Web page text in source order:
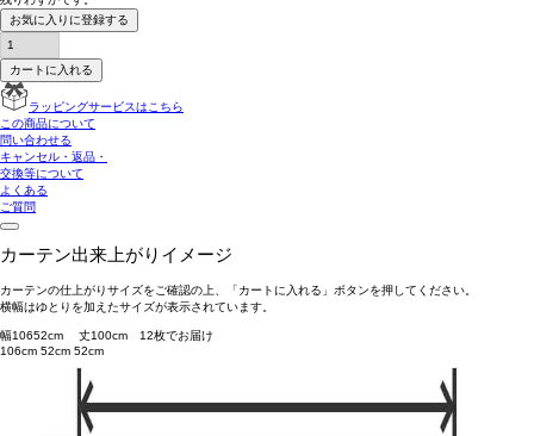
お気に入りに登録する
カートに入れる
ラッピングサービスはこちら
この商品について
問い合わせる
キャンセル・返品・
交換等について
よくある
ご質問
カーテン出来上がりイメージ
カーテンの仕上がりサイズをご確認の上、「カートに入れる」ボタンを押してください。
横幅はゆとりを加えたサイズが表示されています。
幅10652cm 丈100cm 12枚でお届け
106cm 52cm 52cm